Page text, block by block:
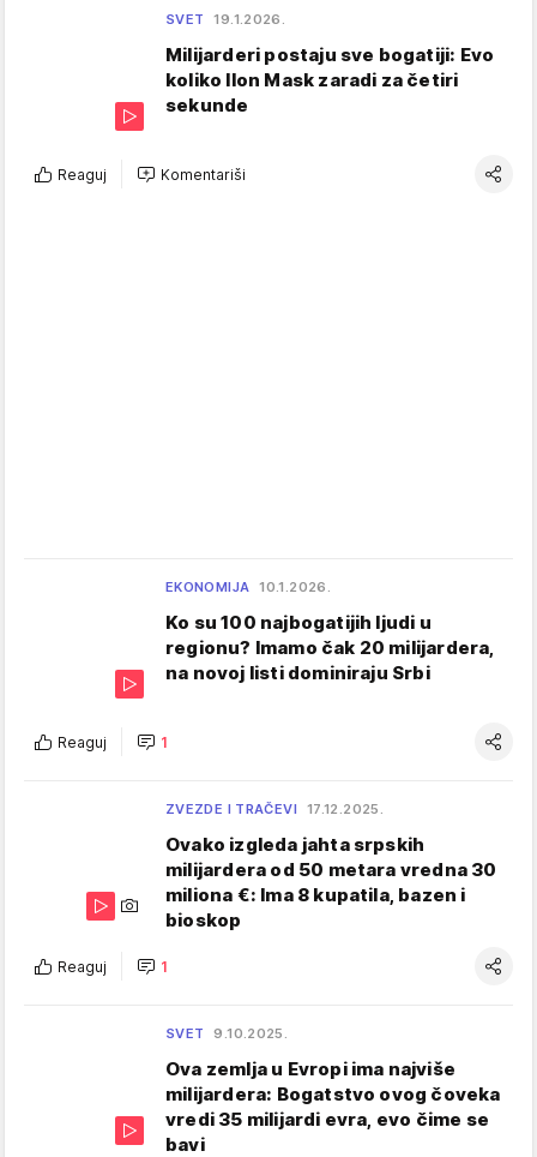
SVET 19.1.2026.
Milijarderi postaju sve bogatiji: Evo
koliko Ilon Mask zaradi za četiri
sekunde
Reaguj Komentariši
EKONOMIJA 10.1.2026.
Ko su 100 najbogatijih ljudi u
regionu? Imamo čak 20 milijardera,
na novoj listi dominiraju Srbi
Reaguj 1
ZVEZDE I TRAČEVI 17.12.2025.
Ovako izgleda jahta srpskih
milijardera od 50 metara vredna 30
miliona €: Ima 8 kupatila, bazen i
bioskop
Reaguj 1
SVET 9.10.2025.
Ova zemlja u Evropi ima najviše
milijardera: Bogatstvo ovog čoveka
vredi 35 milijardi evra, evo čime se
bavi